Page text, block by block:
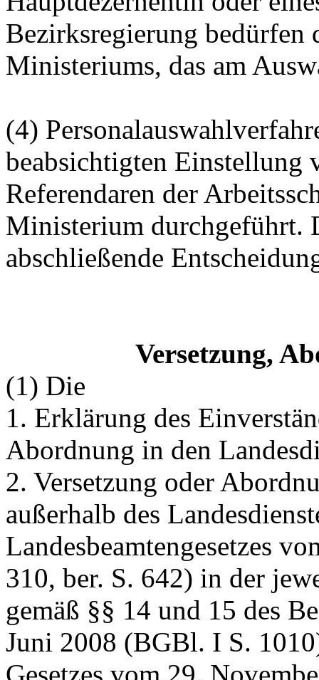
Bezirksregierung bedürfen
Ministeriums, das am
(4)
beabsichtigten Einstellung
Referendaren der
Ministerium durchgeführt.
abschließende
Versetzung,
(1) Die
1. Erklärung des
Abordnung in den
2. Versetzung oder
außerhalb des
Landesbeamtengesetzes
310, ber. S. 642) in der
gemäß §§ 14 und 15 des
Juni 2008 (BGBl. I S.